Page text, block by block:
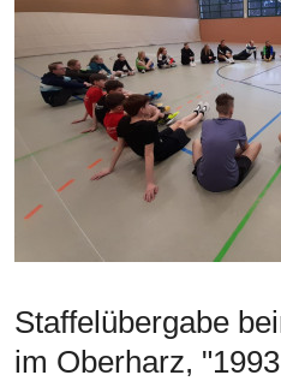
Staffelübergabe
im Oberharz,